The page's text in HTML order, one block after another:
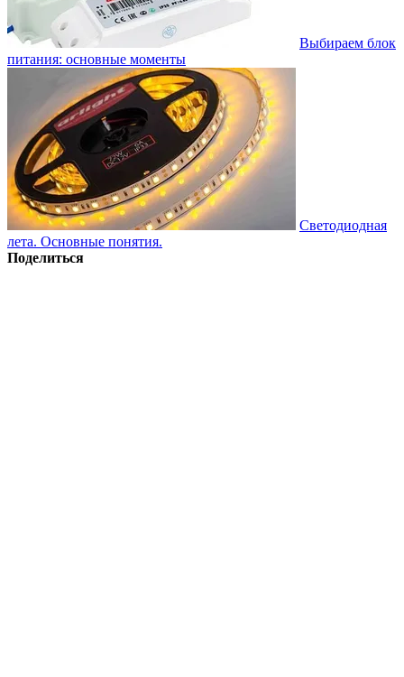
Выбираем блок
питания: основные моменты
Светодиодная
лета. Основные понятия.
Поделиться